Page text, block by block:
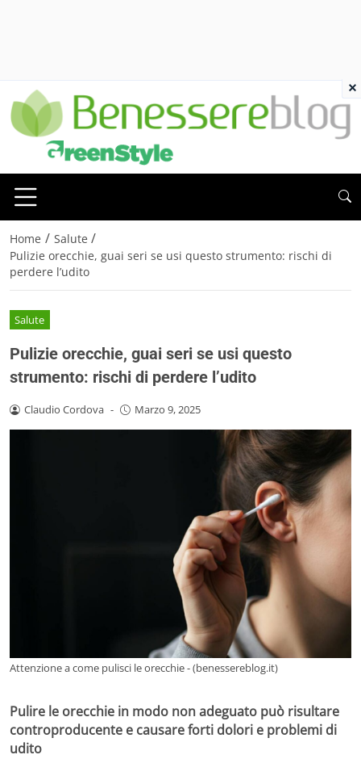
Home / Salute /
Pulizie orecchie, guai seri se usi questo strumento: rischi di
perdere l’udito
Salute
Pulizie orecchie, guai seri se usi questo
strumento: rischi di perdere l’udito
Claudio Cordova - Marzo 9, 2025
Attenzione a come pulisci le orecchie - (benessereblog.it)
Pulire le orecchie in modo non adeguato può risultare
controproducente e causare forti dolori e problemi di
udito
×